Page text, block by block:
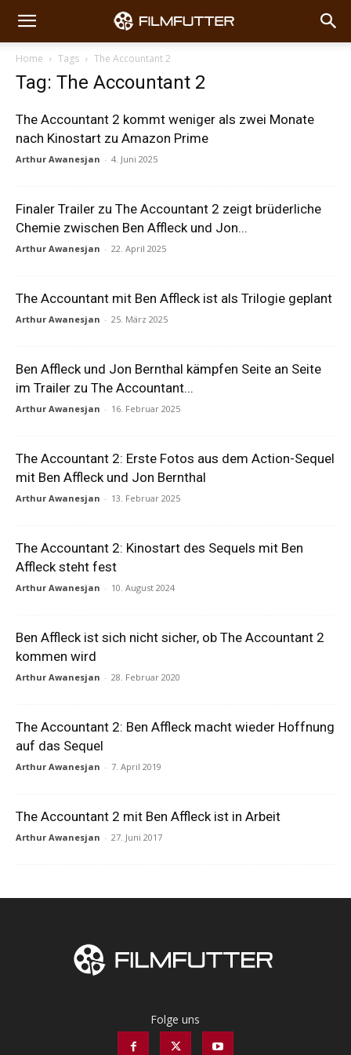
Home Tags The Accountant 2
Tag: The Accountant 2
The Accountant 2 kommt weniger als zwei Monate
nach Kinostart zu Amazon Prime
Arthur Awanesjan - 4. Juni 2025
Finaler Trailer zu The Accountant 2 zeigt brüderliche
Chemie zwischen Ben Affleck und Jon...
Arthur Awanesjan - 22. April 2025
The Accountant mit Ben Affleck ist als Trilogie geplant
Arthur Awanesjan - 25. März 2025
Ben Affleck und Jon Bernthal kämpfen Seite an Seite
im Trailer zu The Accountant...
Arthur Awanesjan - 16. Februar 2025
The Accountant 2: Erste Fotos aus dem Action-Sequel
mit Ben Affleck und Jon Bernthal
Arthur Awanesjan - 13. Februar 2025
The Accountant 2: Kinostart des Sequels mit Ben
Affleck steht fest
Arthur Awanesjan - 10. August 2024
Ben Affleck ist sich nicht sicher, ob The Accountant 2
kommen wird
Arthur Awanesjan - 28. Februar 2020
The Accountant 2: Ben Affleck macht wieder Hoffnung
auf das Sequel
Arthur Awanesjan - 7. April 2019
The Accountant 2 mit Ben Affleck ist in Arbeit
Arthur Awanesjan - 27. Juni 2017
Folge uns